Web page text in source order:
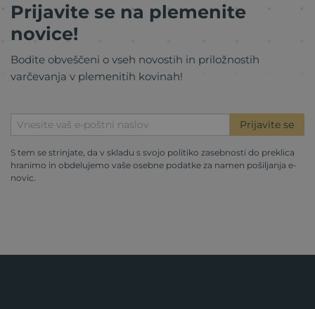
Prijavite se na plemenite
novice!
Bodite obveščeni o vseh novostih in priložnostih
varčevanja v plemenitih kovinah!
Prijavite se
S tem se strinjate, da v skladu s svojo politiko zasebnosti do preklica
hranimo in obdelujemo vaše osebne podatke za namen pošiljanja e-
novic.